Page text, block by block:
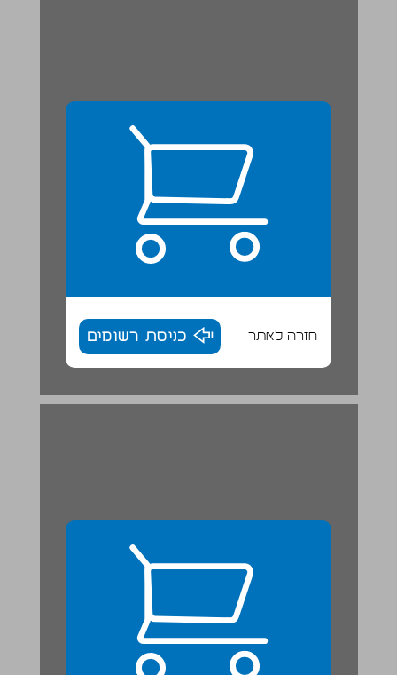
חזרה לאתר כניסת רשומים